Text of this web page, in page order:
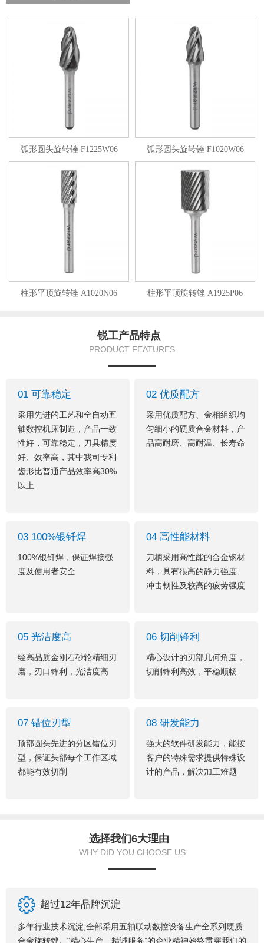
弧形圆头旋转锉 F1225W06 弧形圆头旋转锉 F1020W06
柱形平顶旋转锉 A1020N06 柱形平顶旋转锉 A1925P06
锐工产品特点
PRODUCT FEATURES
01 可靠稳定
采用先进的工艺和全自动五
轴数控机床制造，产品一致
性好，可靠稳定，刀具精度
好、效率高，其中我司专利
齿形比普通产品效率高30%
以上
02 优质配方
采用优质配方、金相组织均
匀细小的硬质合金材料，产
品高耐磨、高耐温、长寿命
03 100%银钎焊
100%银钎焊，保证焊接强
度及使用者安全
04 高性能材料
刀柄采用高性能的合金钢材
料，具有很高的静力强度、
冲击韧性及较高的疲劳强度
05 光洁度高
经高品质金刚石砂轮精细刃
磨，刃口锋利，光洁度高
06 切削锋利
精心设计的刃部几何角度，
切削锋利高效，平稳顺畅
07 错位刃型
顶部圆头先进的分区错位刃
型，保证头部每个工作区域
都能有效切削
08 研发能力
强大的软件研发能力，能按
客户的特殊需求提供特殊设
计的产品，解决加工难题
选择我们6大理由
WHY DID YOU CHOOSE US
超过12年品牌沉淀
多年行业技术沉淀,全部采用五轴联动数控设备生产全系列硬质
合金旋转锉。“精心生产、精诚服务”的企业精神始终贯穿我们的